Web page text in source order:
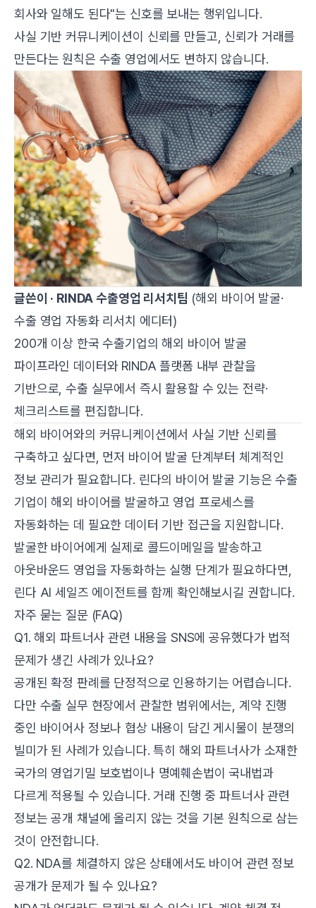
회사와 일해도 된다"는 신호를 보내는 행위입니다.
사실 기반 커뮤니케이션이 신뢰를 만들고, 신뢰가 거래를
만든다는 원칙은 수출 영업에서도 변하지 않습니다.
글쓴이 · RINDA 수출영업 리서치팀 (해외 바이어 발굴·
수출 영업 자동화 리서치 에디터)
200개 이상 한국 수출기업의 해외 바이어 발굴
파이프라인 데이터와 RINDA 플랫폼 내부 관찰을
기반으로, 수출 실무에서 즉시 활용할 수 있는 전략·
체크리스트를 편집합니다.
해외 바이어와의 커뮤니케이션에서 사실 기반 신뢰를
구축하고 싶다면, 먼저 바이어 발굴 단계부터 체계적인
정보 관리가 필요합니다. 린다의 바이어 발굴 기능은 수출
기업이 해외 바이어를 발굴하고 영업 프로세스를
자동화하는 데 필요한 데이터 기반 접근을 지원합니다.
발굴한 바이어에게 실제로 콜드이메일을 발송하고
아웃바운드 영업을 자동화하는 실행 단계가 필요하다면,
린다 AI 세일즈 에이전트를 함께 확인해보시길 권합니다.
자주 묻는 질문 (FAQ)
Q1. 해외 파트너사 관련 내용을 SNS에 공유했다가 법적
문제가 생긴 사례가 있나요?
공개된 확정 판례를 단정적으로 인용하기는 어렵습니다.
다만 수출 실무 현장에서 관찰한 범위에서는, 계약 진행
중인 바이어사 정보나 협상 내용이 담긴 게시물이 분쟁의
빌미가 된 사례가 있습니다. 특히 해외 파트너사가 소재한
국가의 영업기밀 보호법이나 명예훼손법이 국내법과
다르게 적용될 수 있습니다. 거래 진행 중 파트너사 관련
정보는 공개 채널에 올리지 않는 것을 기본 원칙으로 삼는
것이 안전합니다.
Q2. NDA를 체결하지 않은 상태에서도 바이어 관련 정보
공개가 문제가 될 수 있나요?